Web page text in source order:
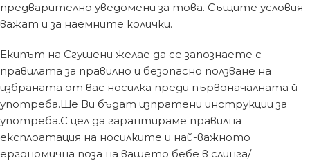
предварително уведомени за това. Същите условия
важат и за наемните колички.
Екипът на Сгушени желае да се запознаете с
правилата за правилно и безопасно ползване на
избраната от вас носилка преди първоначалната й
употреба.Ще Ви бъдат изпратени инструкции за
употреба.С цел да гарантираме правилна
експлоатация на носилките и най-важното
ергономична поза на вашето бебе в слинга/